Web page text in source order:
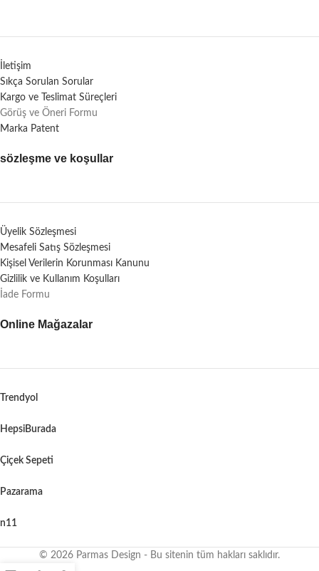
İletişim
Sıkça Sorulan Sorular
Kargo ve Teslimat Süreçleri
Görüş ve Öneri Formu
Marka Patent
sözleşme ve koşullar
Üyelik Sözleşmesi
Mesafeli Satış Sözleşmesi
Kişisel Verilerin Korunması Kanunu
Gizlilik ve Kullanım Koşulları
İade Formu
Online Mağazalar
Trendyol
HepsiBurada
Çiçek Sepeti
Pazarama
n11
© 2026 Parmas Design - Bu sitenin tüm hakları saklıdır.